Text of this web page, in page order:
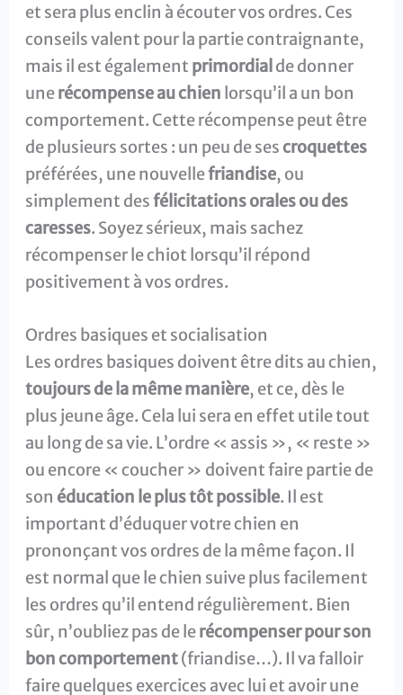
et sera plus enclin à écouter vos ordres. Ces
conseils valent pour la partie contraignante,
mais il est également primordial de donner
unerécompense au chien lorsqu’il a un bon
comportement. Cette récompense peut être
de plusieurs sortes : un peu de sescroquettes
préférées, une nouvellefriandise, ou
simplement desfélicitations orales ou des
caresses. Soyez sérieux, mais sachez
récompenser le chiot lorsqu’il répond
positivement à vos ordres.
Ordres basiques et socialisation
Les ordres basiques doivent être dits au chien,
toujours de la même manière, et ce, dès le
plus jeune âge. Cela lui sera en effet utile tout
au long de sa vie. L’ordre « assis », « reste »
ou encore « coucher » doivent faire partie de
son éducation le plus tôt possible. Il est
important d’éduquer votre chien en
prononçant vos ordres de la même façon. Il
est normal que le chien suive plus facilement
les ordres qu’il entend régulièrement. Bien
sûr, n’oubliez pas de lerécompenser pour son
bon comportement(friandise…). Il va falloir
faire quelques exercices avec lui et avoir une